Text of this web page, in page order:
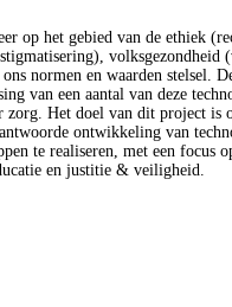
en justitie & veiligheid.